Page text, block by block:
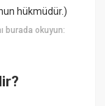
hükmüdür.)
burada okuyun: